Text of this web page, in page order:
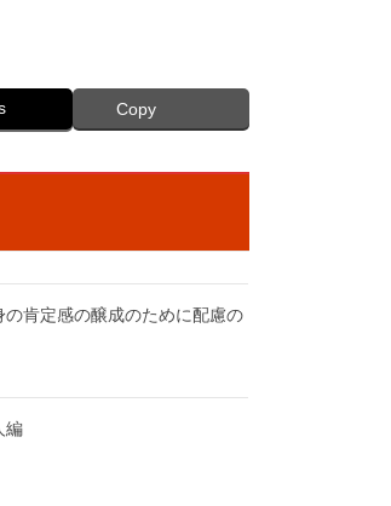
Copy
の肯定感の醸成のために配慮の
編